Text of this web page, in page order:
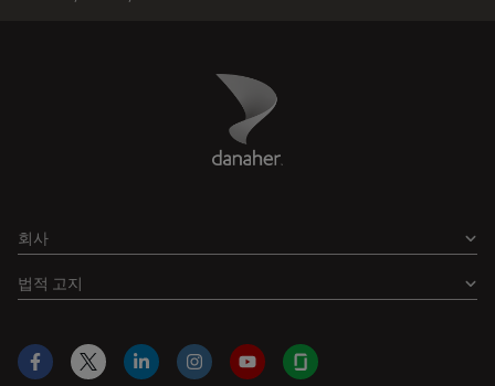
Danaher Logo
회사
법적 고지
Facebook
X LinkedInInstagramYouTubeGlassdoor